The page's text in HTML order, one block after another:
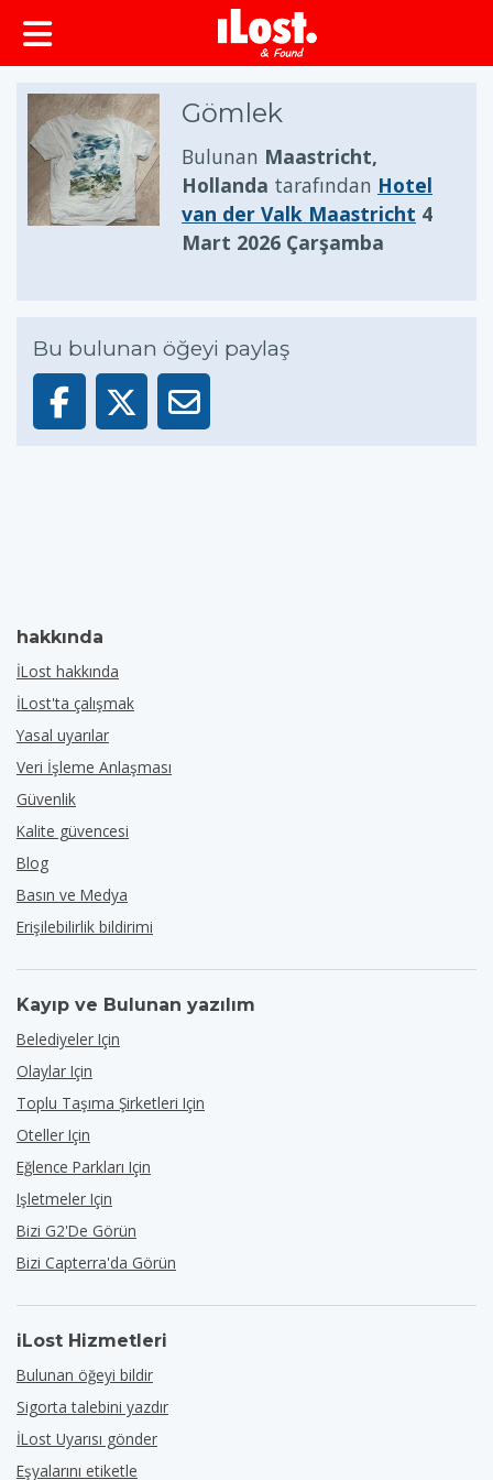
Gömlek
Bulunan Maastricht,
Hollanda tarafından Hotel
van der Valk Maastricht 4
Mart 2026 Çarşamba
Bu bulunan öğeyi paylaş
hakkında
İLost hakkında
İLost'ta çalışmak
Yasal uyarılar
Veri İşleme Anlaşması
Güvenlik
Kalite güvencesi
Blog
Basın ve Medya
Erişilebilirlik bildirimi
Kayıp ve Bulunan yazılım
Belediyeler Için
Olaylar Için
Toplu Taşıma Şirketleri Için
Oteller Için
Eğlence Parkları Için
Işletmeler Için
Bizi G2'de Görün
Bizi Capterra'da Görün
iLost Hizmetleri
Bulunan öğeyi bildir
Sigorta talebini yazdır
İLost Uyarısı gönder
Eşyalarını etiketle